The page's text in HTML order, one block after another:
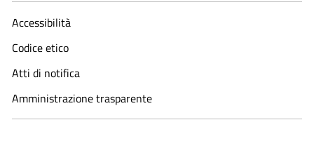
Accessibilità
Codice etico
Atti di notifica
Amministrazione trasparente